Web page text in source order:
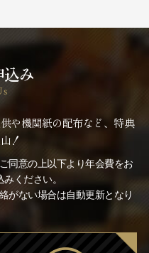
込み
や機関紙の配布など、特典
！
同意の上以下より年会費をお
ください。
がない場合は自動更新となり